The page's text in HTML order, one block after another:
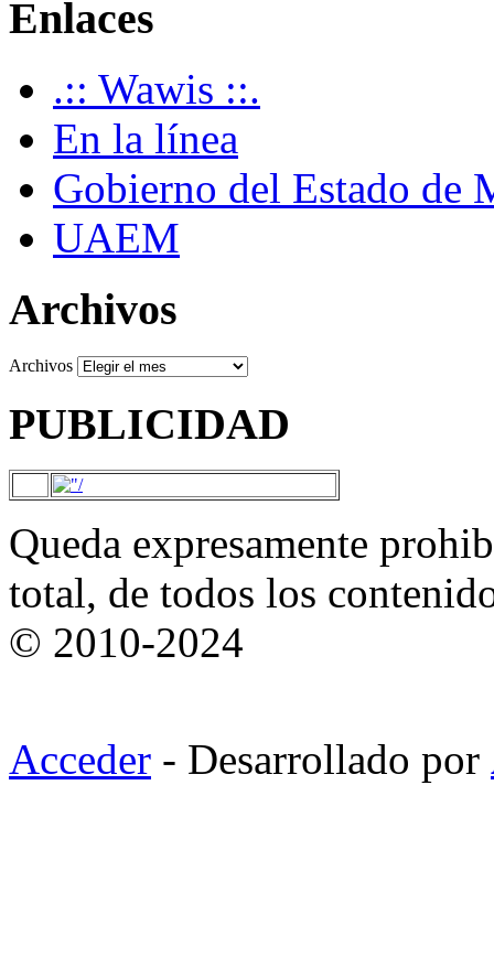
Enlaces
.:: Wawis ::.
En la línea
Gobierno del Estado de
UAEM
Archivos
Archivos
PUBLICIDAD
Queda expresamente
total, de todos los
© 2010-2024
Acceder - Desarrollado por